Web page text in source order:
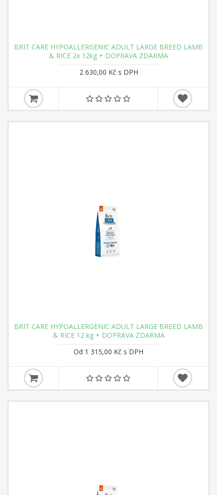
BRIT CARE HYPOALLERGENIC ADULT LARGE BREED LAMB
& RICE 2x 12kg + DOPRAVA ZDARMA
2 630,00 Kč s DPH
BRIT CARE HYPOALLERGENIC ADULT LARGE BREED LAMB
& RICE 12 kg + DOPRAVA ZDARMA
Od 1 315,00 Kč s DPH